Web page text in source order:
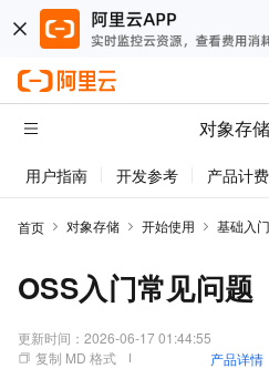
对象存储
用户指南 开发参考 产品计费
首页 对象存储 开始使用 基础入门
OSS入门常见问题
更新时间： 2026-06-17 01:44:55
复制 MD 格式
产品详情